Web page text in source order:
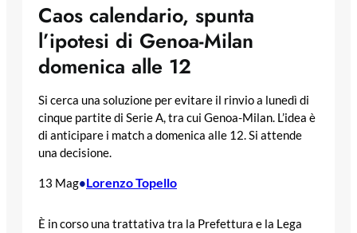
Caos calendario, spunta
l’ipotesi di Genoa-Milan
domenica alle 12
Si cerca una soluzione per evitare il rinvio a lunedì di
cinque partite di Serie A, tra cui Genoa-Milan. L’idea è
di anticipare i match a domenica alle 12. Si attende
una decisione.
13 Mag•Lorenzo Topello
È in corso una trattativa tra la Prefettura e la Lega